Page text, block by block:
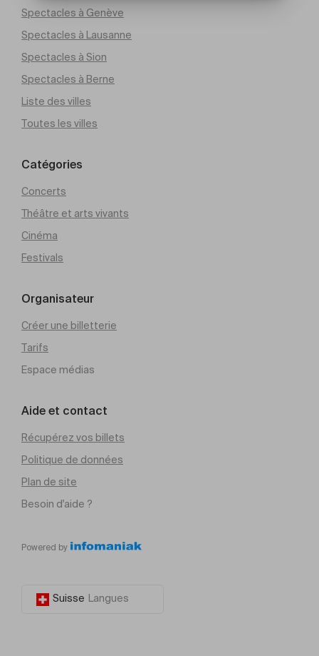
Spectacles à Genève
Spectacles à Lausanne
Spectacles à Sion
Spectacles à Berne
Liste des villes
Toutes les villes
Catégories
Concerts
Théâtre et arts vivants
Cinéma
Festivals
Organisateur
Créer une billetterie
Tarifs
Espace médias
Aide et contact
Récupérez vos billets
Politique de données
Plan de site
Besoin d'aide ?
Powered by
Suisse Langues